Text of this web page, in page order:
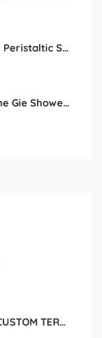
Angel Mommy Dot Bayi Peristaltic S/M/L/X-Cut / Puting Lebar Buram 10pcs
【Bundle 3 Pcs】Madame Gie Shower Glow – Solusi Perawatan Kulit dalam Satu Paket!
SUPPLIER WALLPAPER CUSTOM TERBAIK MALANG